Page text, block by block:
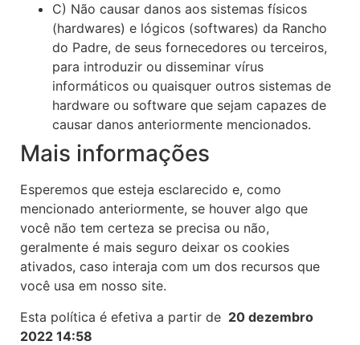
C) Não causar danos aos sistemas físicos
(hardwares) e lógicos (softwares) da Rancho
do Padre, de seus fornecedores ou terceiros,
para introduzir ou disseminar vírus
informáticos ou quaisquer outros sistemas de
hardware ou software que sejam capazes de
causar danos anteriormente mencionados.
Mais informações
Esperemos que esteja esclarecido e, como
mencionado anteriormente, se houver algo que
você não tem certeza se precisa ou não,
geralmente é mais seguro deixar os cookies
ativados, caso interaja com um dos recursos que
você usa em nosso site.
Esta política é efetiva a partir de 20 dezembro
2022 14:58